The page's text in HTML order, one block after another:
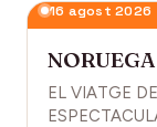
16 agost 2026
EL VIATGE